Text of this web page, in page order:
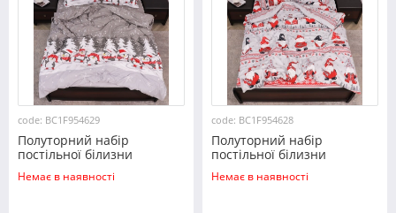
code: BC1F954629
Полуторний набір
постільної білизни
150*220 з Фланелі
№954629 Черешенка™
Немає в наявності
code: BC1F954628
Полуторний набір
постільної білизни
150*220 з Фланелі
№954628 Черешенка™
Немає в наявності